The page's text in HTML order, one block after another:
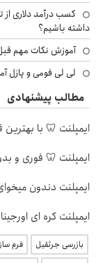
کسب درآمد دلاری از
داشته باشیم؟
آموزش نکات مهم قبل
لی لی فومی و پازل
مطالب پیشنهادی
ایمپلنت 🦷 با
ایمپلنت 🦷 فوری و
ایمپلنت دندون
ایمپلنت کره ای
بازرسی جرثقیل فرم